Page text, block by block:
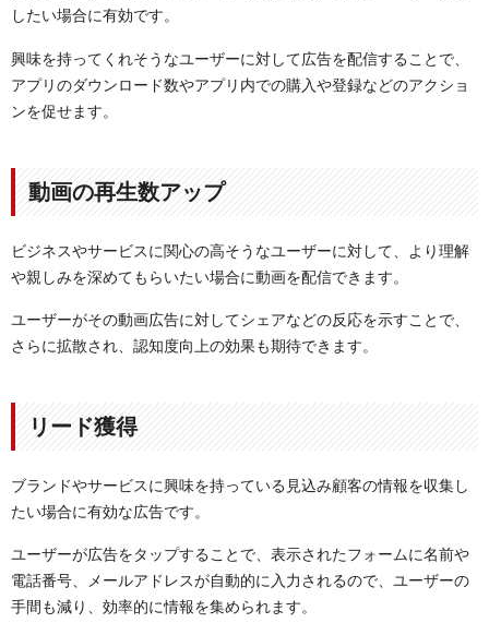
したい場合に有効です。
興味を持ってくれそうなユーザーに対して広告を配信することで、
アプリのダウンロード数やアプリ内での購入や登録などのアクショ
ンを促せます。
動画の再生数アップ
ビジネスやサービスに関心の高そうなユーザーに対して、より理解
や親しみを深めてもらいたい場合に動画を配信できます。
ユーザーがその動画広告に対してシェアなどの反応を示すことで、
さらに拡散され、認知度向上の効果も期待できます。
リード獲得
ブランドやサービスに興味を持っている見込み顧客の情報を収集し
たい場合に有効な広告です。
ユーザーが広告をタップすることで、表示されたフォームに名前や
電話番号、メールアドレスが自動的に入力されるので、ユーザーの
手間も減り、効率的に情報を集められます。